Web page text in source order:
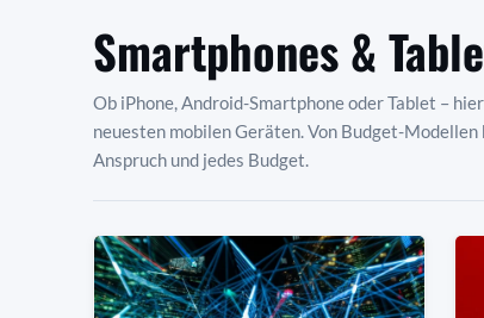
Smartphones &
Ob iPhone, Android-Smartphone oder Tablet –
neuesten mobilen Geräten. Von Budget-
Anspruch und jedes Budget.